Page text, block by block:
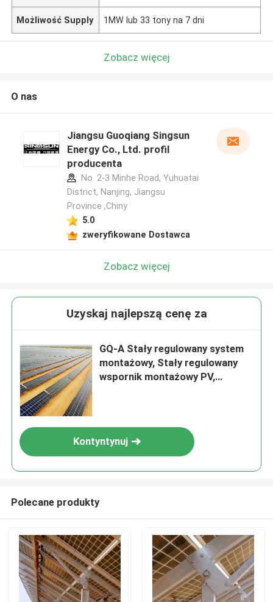
Możliwość Supply 1MW lub 33 tony na 7 dni
Zobacz więcej
O nas
Jiangsu Guoqiang Singsun
Energy Co., Ltd. profil
producenta
No. 2-3 Minhe Road, Yuhuatai
District, Nanjing, Jiangsu
Province ,Chiny
5.0
zweryfikowane Dostawca
Zobacz więcej
Uzyskaj najlepszą cenę za
GQ-A Stały regulowany system
montażowy, Stały regulowany
wspornik montażowy PV,
Kontyntynuj
Polecane produkty